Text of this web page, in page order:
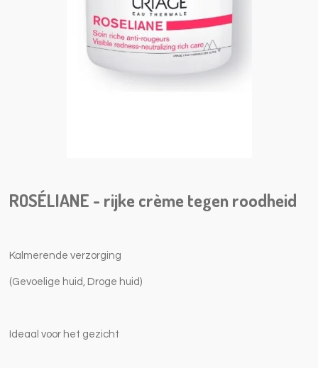
ROSÉLIANE - rijke crème tegen roodheid
Kalmerende verzorging
(Gevoelige huid, Droge huid)
Ideaal voor het gezicht